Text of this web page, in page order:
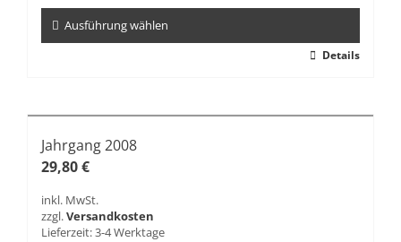
Produktseite
gewählt
Ausführung wählen
mehrere
auf.
Die
können
auf
Details
Jahrgang 2008
29,80€
inkl. MwSt.
zzgl.Versandkosten
Lieferzeit:3-4 Werktage